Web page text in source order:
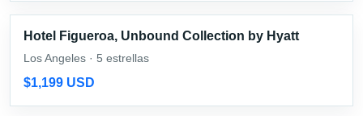
Hotel Figueroa, Unbound Collection by Hyatt
Los Angeles · 5 estrellas
$1,199 USD